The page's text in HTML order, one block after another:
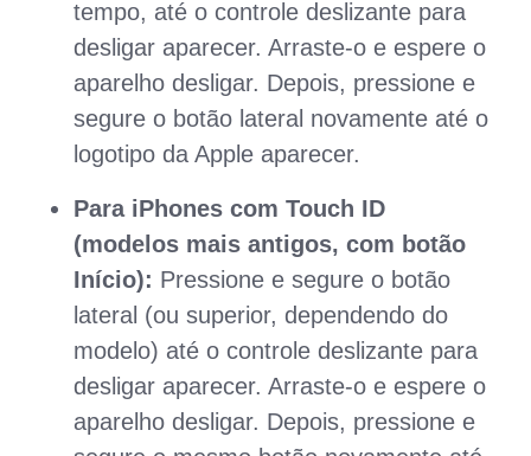
tempo, até o controle deslizante para
desligar aparecer. Arraste-o e espere o
aparelho desligar. Depois, pressione e
segure o botão lateral novamente até o
logotipo da Apple aparecer.
Para iPhones com Touch ID
(modelos mais antigos, com botão
Início): Pressione e segure o botão
lateral (ou superior, dependendo do
modelo) até o controle deslizante para
desligar aparecer. Arraste-o e espere o
aparelho desligar. Depois, pressione e